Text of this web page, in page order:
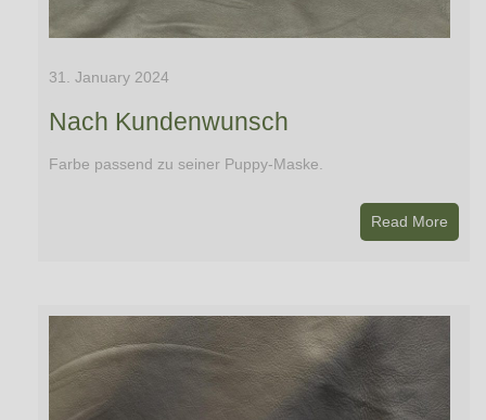
31. January 2024
Nach Kundenwunsch
Farbe passend zu seiner Puppy-Maske.
Read More